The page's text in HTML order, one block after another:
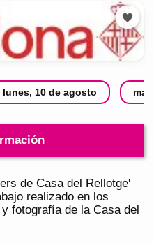
lunes, 10 de agosto
de Casa del Rellotge'
realizado en los
fotografía de la Casa del